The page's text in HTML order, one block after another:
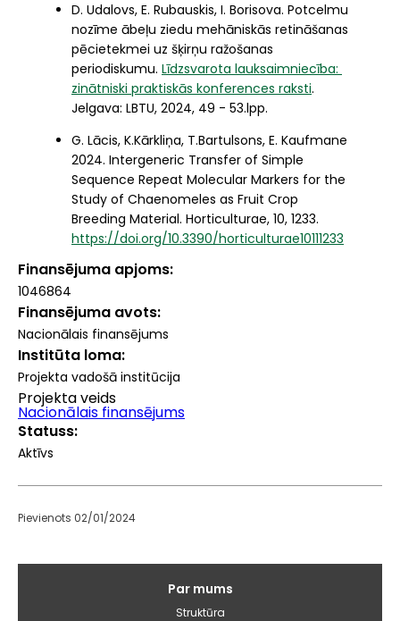
D. Udalovs, E. Rubauskis, I. Borisova. Potcelmu
nozīme ābeļu ziedu mehāniskās retināšanas
pēcietekmei uz šķirņu ražošanas
periodiskumu. Līdzsvarota lauksaimniecība:
zinātniski praktiskās konferences raksti.
Jelgava: LBTU, 2024, 49 - 53.lpp.
G. Lācis, K.Kārkliņa, T.Bartulsons, E. Kaufmane
2024. Intergeneric Transfer of Simple
Sequence Repeat Molecular Markers for the
Study of Chaenomeles as Fruit Crop
Breeding Material. Horticulturae, 10, 1233.
https://doi.org/10.3390/horticulturae10111233
Finansējuma apjoms
1046864
Finansējuma avots
Nacionālais finansējums
Institūta loma
Projekta vadošā institūcija
Projekta veids
Nacionālais finansējums
Statuss
Aktīvs
Pievienots 02/01/2024
Par mums
Struktūra